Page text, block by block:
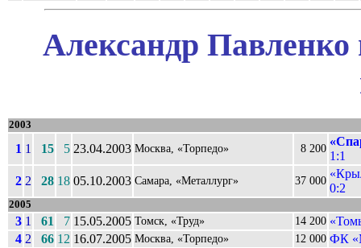
Александр Павленко
2003
1 1 15 5 23.04.2003 Москва, «Торпедо» 8 200
1:1
2 2 28 18 05.10.2003 Самара, «Металлург» 37 000
0:2
2005
3 1 61 7 15.05.2005 Томск, «Труд» 14 200
4 2 66 12 16.07.2005 Москва, «Торпедо» 12 000 ФК